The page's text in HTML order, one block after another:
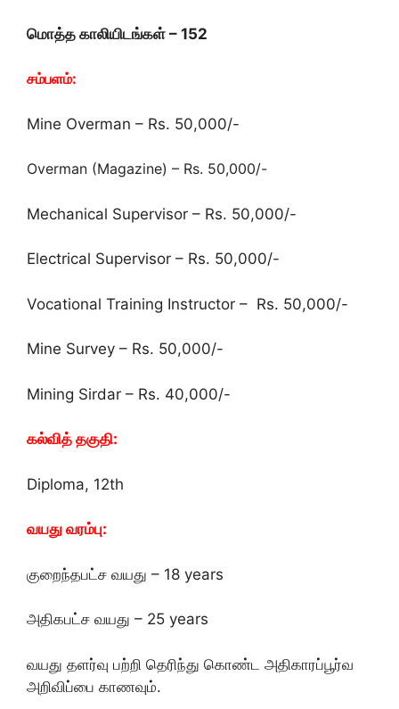
மொத்த காலியிடங்கள் – 152
சம்பளம்:
Mine Overman – Rs. 50,000/-
Overman (Magazine) – Rs. 50,000/-
Mechanical Supervisor – Rs. 50,000/-
Electrical Supervisor – Rs. 50,000/-
Vocational Training Instructor – Rs. 50,000/-
Mine Survey – Rs. 50,000/-
Mining Sirdar – Rs. 40,000/-
கல்வித் தகுதி:
Diploma, 12th
வயது வரம்பு:
குறைந்தபட்ச வயது – 18 years
அதிகபட்ச வயது – 25 years
வயது தளர்வு பற்றி தெரிந்து கொண்ட அதிகாரப்பூர்வ
அறிவிப்பை காணவும்.